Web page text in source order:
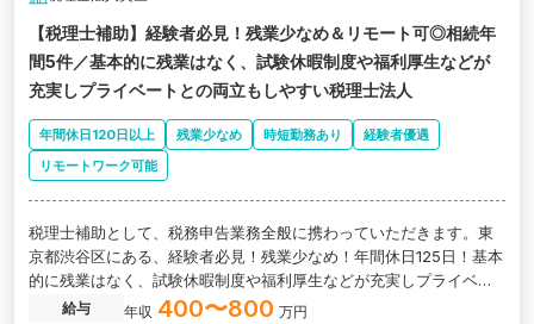
【税理士補助】経験者必見！残業少なめ＆リモート可◎相続年
間5件／基本的に残業はなく、試験休暇制度や福利厚生などが
充実しプライベートとの両立もしやすい税理士法人
年間休日120日以上 残業少なめ 時短勤務あり
経験者優遇
リモートワーク可能
税理士補助として、税務申告業務全般に携わっていただきます。東
京都渋谷区にある、経験者必見！残業少なめ！年間休日125日！基本
的に残業はなく、試験休暇制度や福利厚生などが充実しプライベー
トとの両立もしやすい税理士法人の求人です。
給与 年収 400〜800 万円